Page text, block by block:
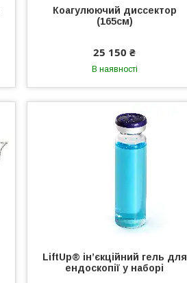
Коагулюючий диссектор
(165см)
25 150 ₴
В наявності
LiftUp® ін’єкційний гель для
ендоскопії у наборі